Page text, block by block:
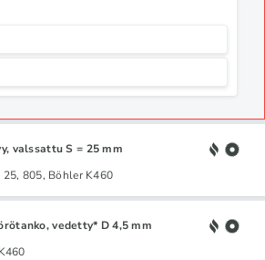
valssattu S = 25 mm
805, Böhler K460
vedetty* D 4,5 mm